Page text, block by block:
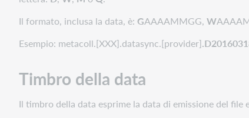
per
aggiornamenti
File
record
Il formato, inclusa la data, è: GAAAAMMGG, W
Esempio: metacoll.[XXX].datasync.[provider]
Timbro della data
Il timbro della data esprime la data di emissione del file